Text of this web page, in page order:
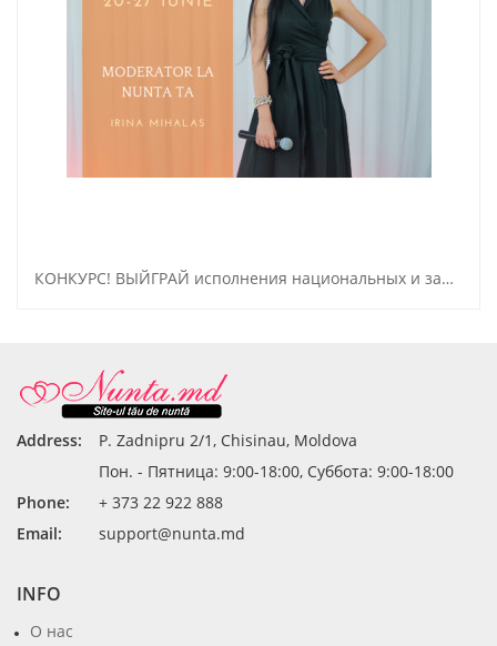
КОНКУРС! ВЫЙГРАЙ исполнения национальных и зарубежных, известных произведений!
Address:
P. Zadnipru 2/1, Chisinau, Moldova
Пон. - Пятница: 9:00-18:00, Суббота: 9:00-18:00
Phone:
+ 373 22 922 888
Email:
support@nunta.md
INFO
О нас